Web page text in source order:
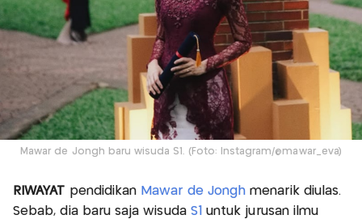
Mawar de Jongh baru wisuda S1. (Foto: Instagram/@mawar_eva)
RIWAYAT pendidikan Mawar de Jongh menarik diulas.
Sebab, dia baru saja wisuda S1
untuk jurusan ilmu